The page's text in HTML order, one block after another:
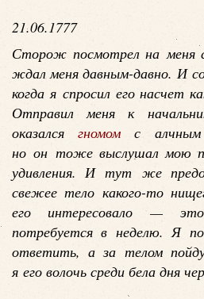
21.06.1777
Сторож посмотрел на меня
ждал меня давным-давно. И
когда я спросил его насчет
Отправил меня к
оказался гномом с алчным
но он тоже выслушал мою
удивления. И тут же
свежее тело какого-то
его интересовало —
потребуется в неделю. Я
ответить, а за телом
я его волочь среди бела дня